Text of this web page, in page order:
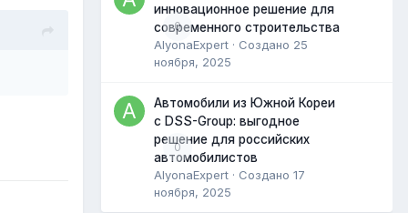
0
инновационное решение для
современного строительства
AlyonaExpert · Создано 25
ноября, 2025
0
Автомобили из Южной Кореи
с DSS-Group: выгодное
решение для российских
автомобилистов
AlyonaExpert · Создано 17
ноября, 2025